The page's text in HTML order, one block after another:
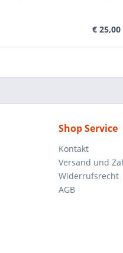
€
Shop Service
Kontakt
Versand und
Widerrufsrecht
AGB